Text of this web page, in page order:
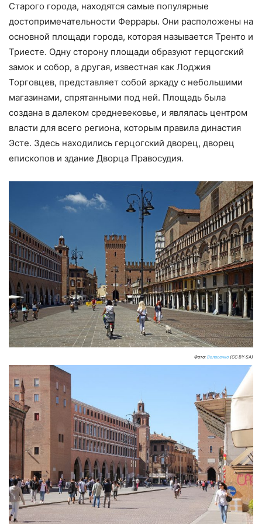
Старого города, находятся самые популярные
достопримечательности Феррары. Они расположены на
основной площади города, которая называется Тренто и
Триесте. Одну сторону площади образуют герцогский
замок и собор, а другая, известная как Лоджия
Торговцев, представляет собой аркаду с небольшими
магазинами, спрятанными под ней. Площадь была
создана в далеком средневековье, и являлась центром
власти для всего региона, которым правила династия
Эсте. Здесь находились герцогский дворец, дворец
епископов и здание Дворца Правосудия.
Фото: Ввласенко (CC BY-SA)